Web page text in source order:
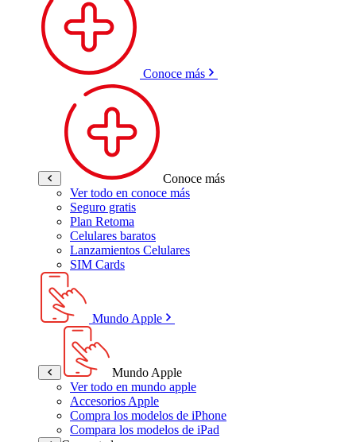
Conoce más
Conoce más
Ver todo en conoce más
Seguro gratis
Plan Retoma
Celulares baratos
Lanzamientos Celulares
SIM Cards
Mundo Apple
Mundo Apple
Ver todo en mundo apple
Accesorios Apple
Compra los modelos de iPhone
Compara los modelos de iPad